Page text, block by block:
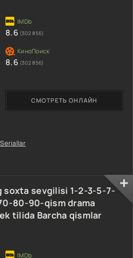
Seriallar
СМОТРЕТЬ ОНЛАЙН
8.6 (302 856)
8.6 (302 856)
soxta sevgilisi 1-2-3-5-7-
80-90-qism drama
tilida Barcha qismlar